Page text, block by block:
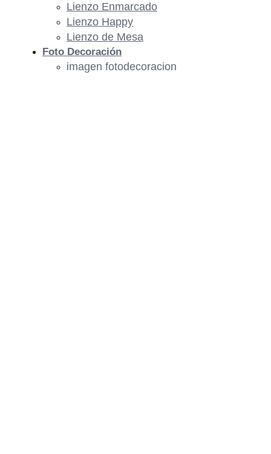
Lienzo Enmarcado
Lienzo Happy
Lienzo de Mesa
Foto Decoración
imagen fotodecoracion